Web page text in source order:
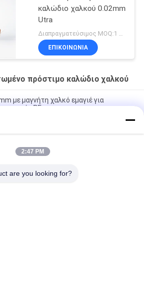
καλώδιο χαλκού 0.02mm
Utra
Διαπραγματεύσιμος MOQ:1 χιλιόγραμμα
ΕΠΙΚΟΙΝΩΝΙΑ
πρόστιμο καλώδιο χαλκού
με μαγνήτη χαλκό εμαγιέ για
RF
155°C/180°C Εμαγιέ στρογγυλό σύρμα
χαλκό υψηλής καθαρότητας
0,032 mm για αισθητήρες ρεύματος
2:47 PM
are you looking for?